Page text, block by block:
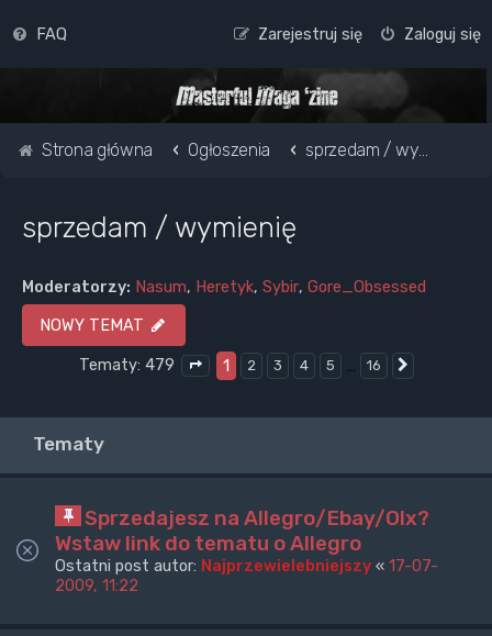
FAQ Zaloguj się
Zarejestruj się
Strona główna Ogłoszenia sprzedam / wymienię
sprzedam / wymienię
Moderatorzy: Nasum, Heretyk, Sybir, Gore_Obsessed
NOWY TEMAT
Tematy: 479
Strona1 z16
1 2 3 4 5 … 16
Tematy
Sprzedajesz na Allegro/Ebay/Olx?
Wstaw link do tematu o Allegro
Ostatni post autor: Najprzewielebniejszy « 17-07-
2009, 11:22